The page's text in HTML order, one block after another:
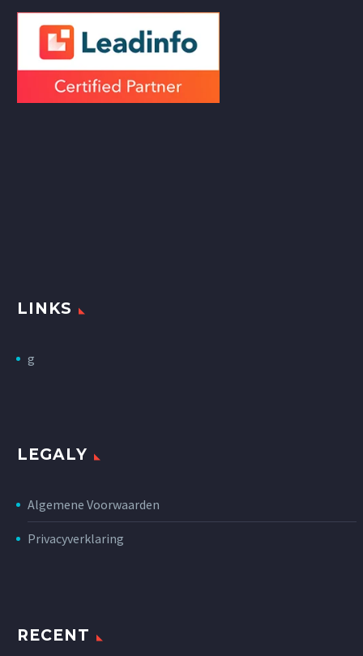
LINKS
g
LEGALY
Algemene Voorwaarden
Privacyverklaring
RECENT